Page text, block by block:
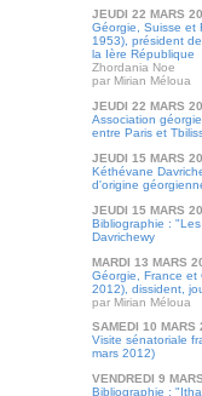
JEUDI 22 MARS
Géorgie, Suisse et
1953), président
la Ière République
Zhordania Noe
par Mirian Méloua
JEUDI 22 MARS
Association
entre Paris et
JEUDI 15 MARS
Kéthévane
d'origine
JEUDI 15 MARS
Bibliographie :
Davrichewy
MARDI 13 MARS
Géorgie, France et
2012), dissident,
par Mirian Méloua
SAMEDI 10 MARS
Visite sénatoriale
mars 2012)
VENDREDI 9
Bibliographie :